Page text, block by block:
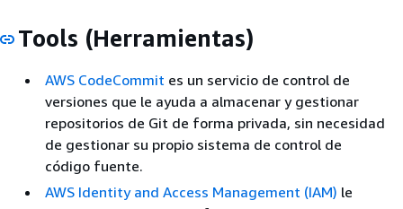
Tools (Herramientas)
AWS CodeCommit es un servicio de control de
versiones que le ayuda a almacenar y gestionar
repositorios de Git de forma privada, sin necesidad
de gestionar su propio sistema de control de
código fuente.
AWS Identity and Access Management (IAM) le